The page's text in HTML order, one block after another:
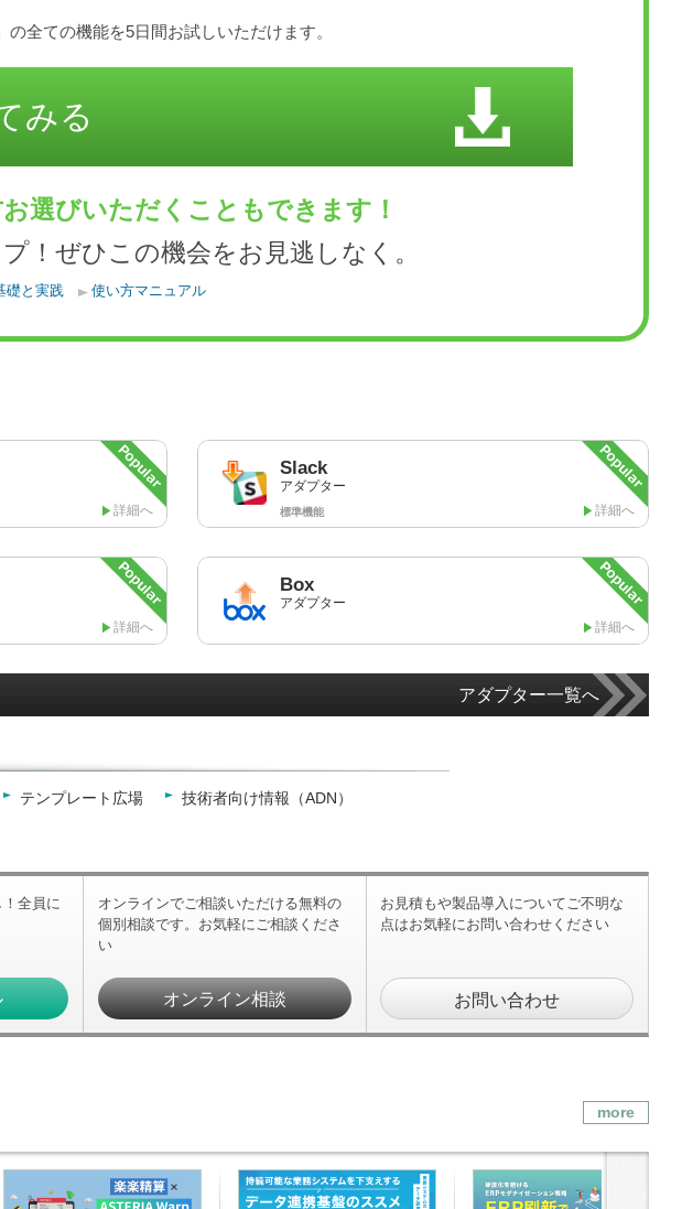
全ての機能を5日間お試しいただけます。
みる
選びいただくこともできます！
！ぜひこの機会をお見逃しなく。
礎と実践 使い方マニュアル
詳細へ
Slack
アダプター
詳細へ
標準機能
詳細へ
Box
アダプター
詳細へ
アダプター一覧へ
テンプレート広場 技術者向け情報（ADN）
全員に
オンラインでご相談いただける無料の
個別相談です。お気軽にご相談くださ
い
オンライン相談
お見積もや製品導入についてご不明な
点はお気軽にお問い合わせください
お問い合わせ
more